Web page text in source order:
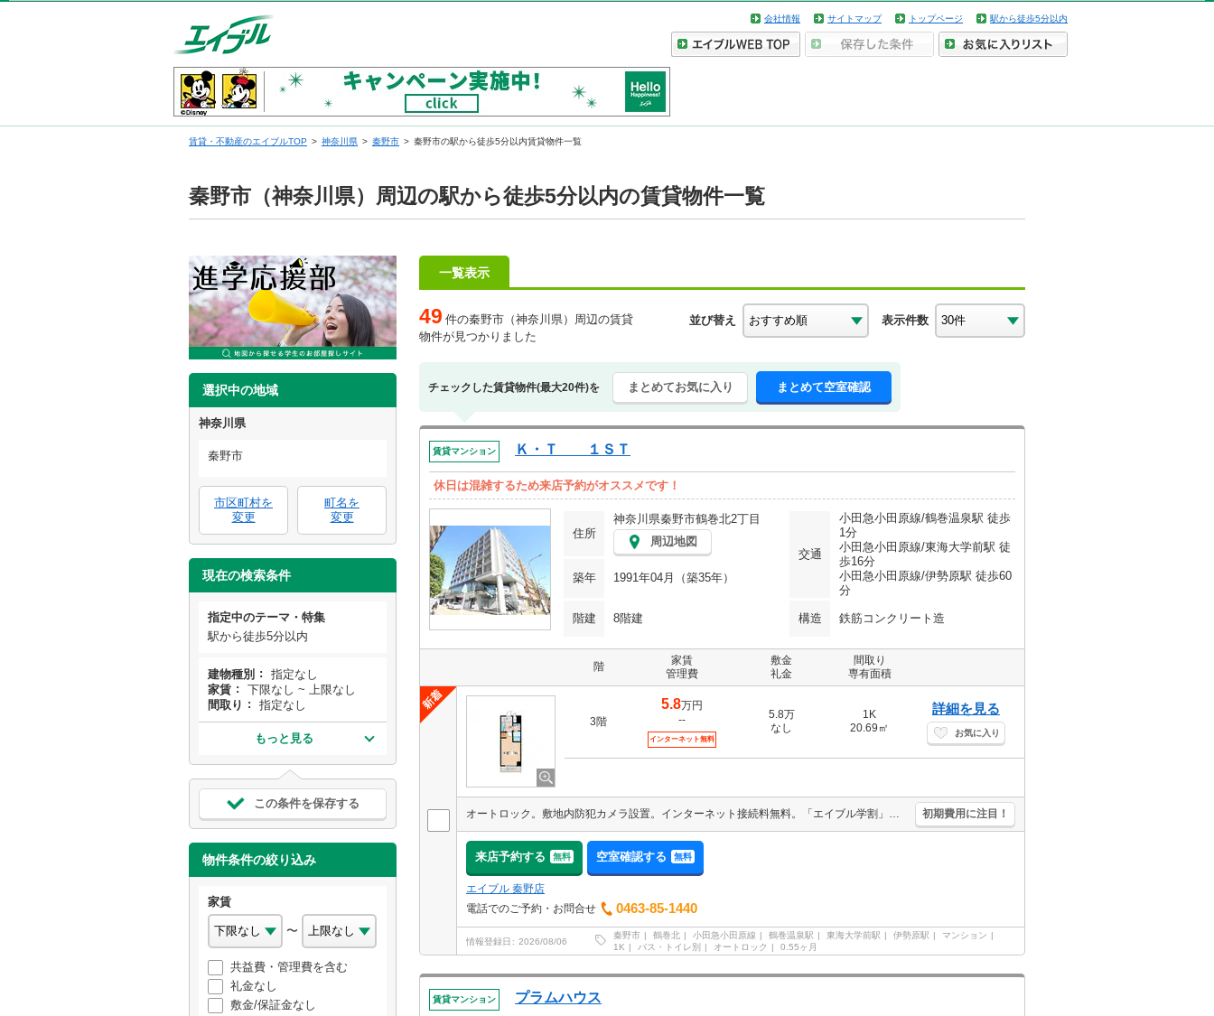
会社情報 サイトマップ トップページ 駅から徒歩5分以内
賃貸・不動産のエイブルTOP 神奈川県 秦野市 秦野市の駅から徒歩5分以内賃貸物件一覧
秦野市（神奈川県）周辺の駅から徒歩5分以内の賃貸物件一覧
選択中の地域
神奈川県
秦野市
市区町村を
変更
町名を
変更
現在の検索条件
指定中のテーマ・特集
駅から徒歩5分以内
建物種別
指定なし
家賃
下限なし ~ 上限なし
間取り
指定なし
もっと見る
この条件を保存する
物件条件の絞り込み
家賃
〜
共益費・管理費を含む
礼金なし
敷金/保証金なし
一覧表示
49 件の秦野市（神奈川県）周辺の賃貸
物件が見つかりました
並び替え 表示件数
チェックした賃貸物件(最大20件)を まとめてお気に入り まとめて空室確認
賃貸マンション Ｋ・Ｔ １ＳＴ
休日は混雑するため来店予約がオススメです！
住所
神奈川県秦野市鶴巻北2丁目
周辺地図
交通
小田急小田原線/鶴巻温泉駅 徒歩
1分
小田急小田原線/東海大学前駅 徒
歩16分
小田急小田原線/伊勢原駅 徒歩60
分
築年 1991年04月（築35年）
階建 8階建 構造 鉄筋コンクリート造
階
家賃
管理費
敷金
礼金
間取り
専有面積
3階
5.8万円
--
インターネット無料
5.8万
なし
1K
20.69㎡
詳細を見る
お気に入り
オートロック。敷地内防犯カメラ設置。インターネット接続料無料。「エイブル学割」で仲介手数料家賃の0.55ヶ月分より10％ＯＦＦ。オンライン内見対応可。 初期費用に注目！
来店予約する 無料 空室確認する 無料
エイブル 秦野店
電話でのご予約・お問合せ
0463-85-1440
情報登録日 2026/08/06
秦野市 鶴巻北 小田急小田原線 鶴巻温泉駅 東海大学前駅 伊勢原駅
マンション
1K
バス・トイレ別 オートロック 0.55ヶ月
賃貸マンション プラムハウス